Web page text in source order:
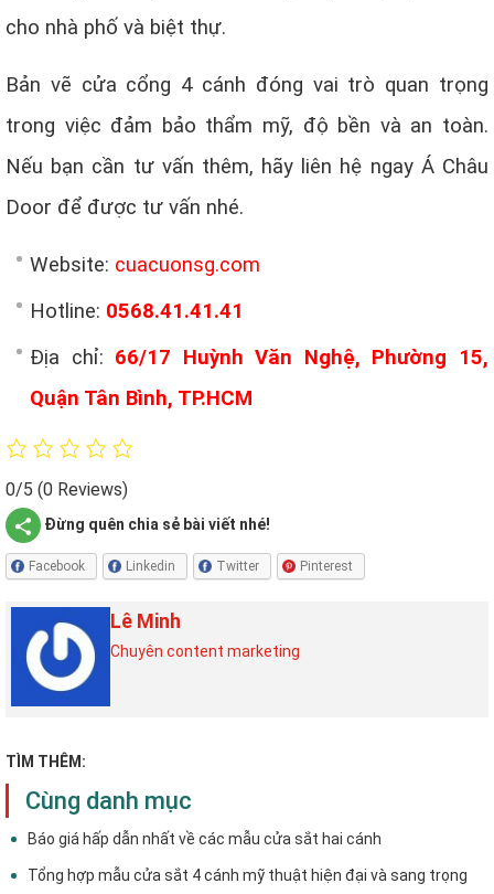
cho nhà phố và biệt thự.
Bản vẽ cửa cổng 4 cánh đóng vai trò quan trọng
trong việc đảm bảo thẩm mỹ, độ bền và an toàn.
Nếu bạn cần tư vấn thêm, hãy liên hệ ngay Á Châu
Door để được tư vấn nhé.
Website: cuacuonsg.com
Hotline: 0568.41.41.41
Địa chỉ: 66/17 Huỳnh Văn Nghệ, Phường 15,
Quận Tân Bình, TP.HCM
0/5 (0 Reviews)
Đừng quên chia sẻ bài viết nhé!
Facebook Linkedin Twitter Pinterest
Lê Minh
Chuyên content marketing
TÌM THÊM:
Cùng danh mục
Báo giá hấp dẫn nhất về các mẫu cửa sắt hai cánh
Tổng hợp mẫu cửa sắt 4 cánh mỹ thuật hiện đại và sang trọng